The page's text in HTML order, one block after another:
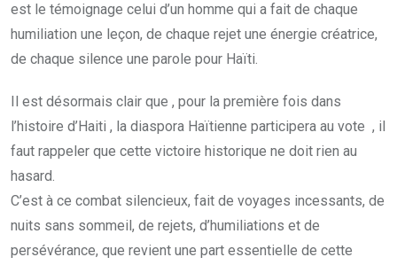
est le témoignage celui d’un homme qui a fait de chaque
humiliation une leçon, de chaque rejet une énergie créatrice,
de chaque silence une parole pour Haïti.
Il est désormais clair que , pour la première fois dans
l’histoire d’Haiti , la diaspora Haïtienne participera au vote , il
faut rappeler que cette victoire historique ne doit rien au
hasard.
C’est à ce combat silencieux, fait de voyages incessants, de
nuits sans sommeil, de rejets, d’humiliations et de
persévérance, que revient une part essentielle de cette